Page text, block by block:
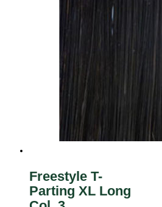
Freestyle T-
Parting XL Long